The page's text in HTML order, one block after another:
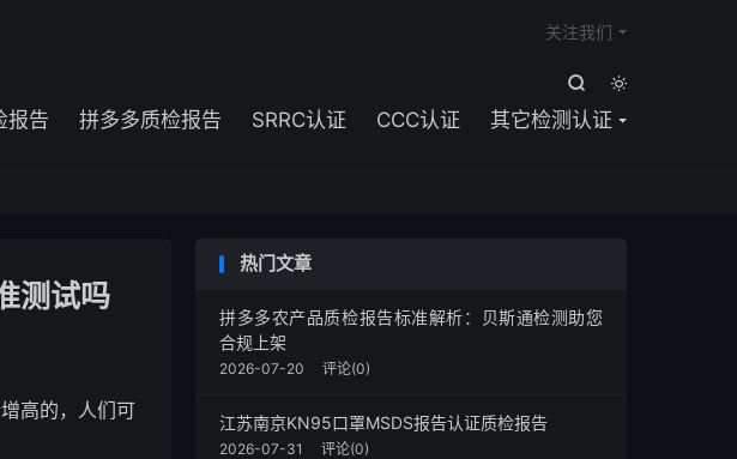


报告 拼多多质检报告 SRRC认证 CCC认证 其它检测认证
关注我们
测试吗
高的，人们可
热门文章
拼多多农产品质检报告标准解析：贝斯通检测助您
合规上架
2026-07-20 评论(0)
江苏南京KN95口罩MSDS报告认证质检报告
2026-07-31 评论(0)